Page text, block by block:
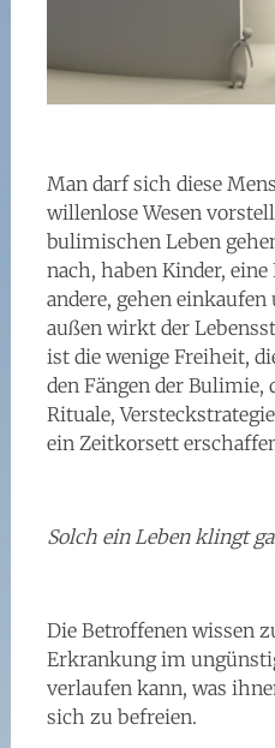
Man darf sich diese
willenlose Wesen
bulimischen Leben
nach, haben Kinder,
andere, gehen einkaufen
außen wirkt der
ist die wenige Freiheit,
den Fängen der Bulimie,
Rituale,
ein Zeitkorsett
Solch ein Leben klingt
Die Betroffenen wissen
Erkrankung im
verlaufen kann, was
sich zu befreien.